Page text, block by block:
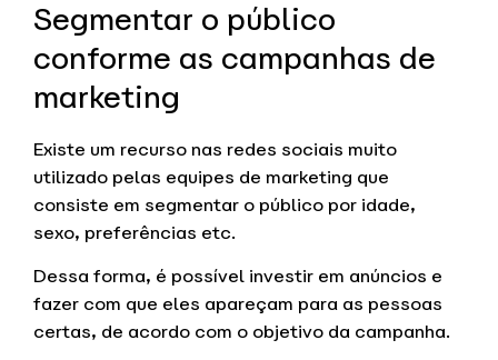
Segmentar o público
conforme as campanhas de
marketing
Existe um recurso nas redes sociais muito
utilizado pelas equipes de marketing que
consiste em segmentar o público por idade,
sexo, preferências etc.
Dessa forma, é possível investir em anúncios e
fazer com que eles apareçam para as pessoas
certas, de acordo com o objetivo da campanha.